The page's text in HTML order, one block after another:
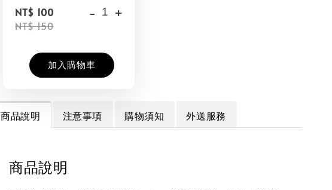
NT$ 100
NT$ 150
- +
加入購物車
商品說明 注意事項 購物須知 外送服務
商品說明